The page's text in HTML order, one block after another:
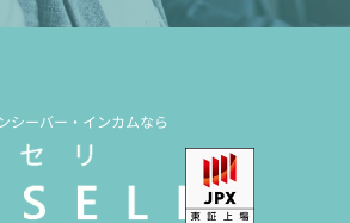
シーバー・インカムなら